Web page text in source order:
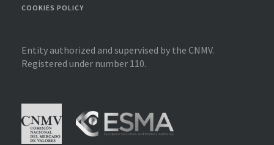
COOKIES POLICY
Entity authorized and supervised by the CNMV.
Registered under number 110.